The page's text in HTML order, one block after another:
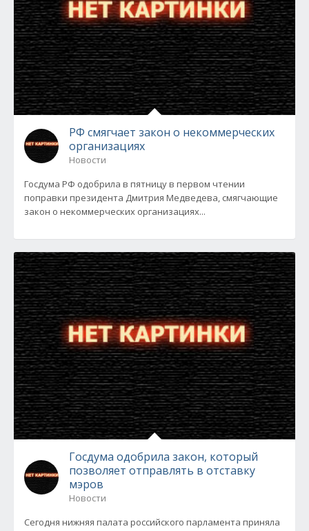
РФ смягчает закон о некоммерческих
организациях
Новости
Госдума РФ одобрила в пятницу в первом чтении
поправки президента Дмитрия Медведева, смягчающие
закон о некоммерческих организациях...
Госдума одобрила закон, который
позволяет отправлять в отставку
мэров
Новости
Сегодня нижняя палата российского парламента приняла